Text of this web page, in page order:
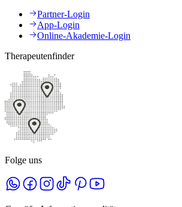
Partner-Login
App-Login
Online-Akademie-Login
Therapeutenfinder
Folge uns